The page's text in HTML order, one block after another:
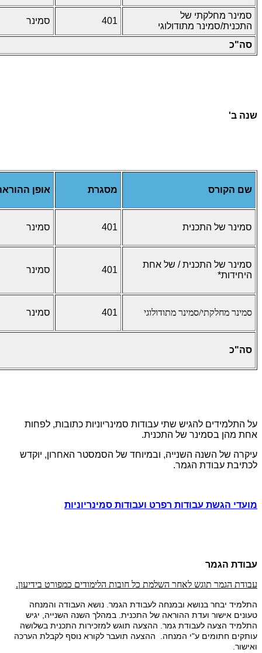
סמינר מחלקתי של
התכנית/סמינר מתודולוגי
401 סמינר
סה"כ
שנה ב'
שם הקורס מסגרת אופן
סמינר של התכנית 401 סמינר
סמינר של התכנית / של אחת
היחידות*
401 סמינר
סמינר מחלקתי/סמינר מתודולוגי 401 סמינר
סה"כ
על התלמידים להגיש שתי עבודות סמינריוניות כתובות, לפחות
אחת מהן בסמינר של התכנית.
עיקרה של השנה השנייה, ובמיוחד של הסמסטר האחרון, יוקדש
לכתיבת עבודת הגמר.
מועדי הגשת עבודות רפרט ועבודות סמינריוניות
עבודת הגמר
עבודת הגמר תוגש לאחר השלמת כל חובות הלימודים כמפורט בידיעון.
התלמיד יבחר בנושא ובמנחה לעבודת הגמר. נושא העבודה והמנחה
טעונים אישור ועדת ההוראה של התכנית. במהלך השנה השנייה, יגיש
התלמיד הצעה לעבודת גמר. ההצעה תוגש למזכירות התכנית בשלושה
עותקים חתומים ע"י המנחה. ההצעה תועבר לקורא נוסף לקבלת הערכה
ואישור.